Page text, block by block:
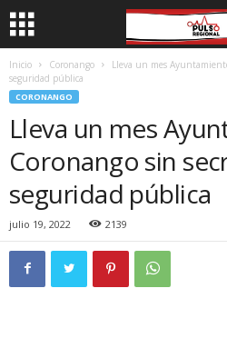
Inicio Coronango
Lleva un mes
seguridad pública
CORONANGO
Lleva un mes
Coronango sin
seguridad pública
julio 19, 2022 2139